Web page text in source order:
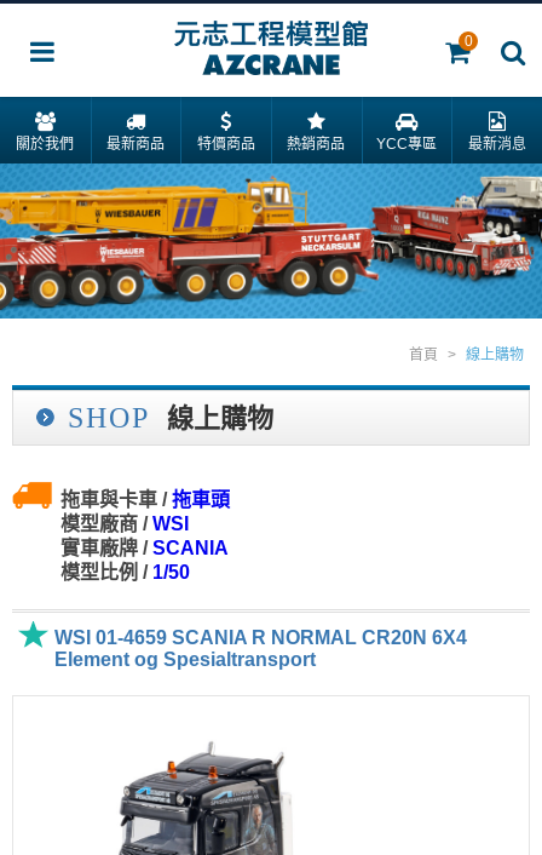
0
關於我們 最新商品 特價商品 熱銷商品 YCC專區 最新消息
SHOP 線上購物
首頁 > 線上購物
拖車與卡車 /拖車頭
模型廠商 /WSI
實車廠牌 /SCANIA
模型比例 / 1/50
WSI 01-4659 SCANIA R NORMAL CR20N 6X4
Element og Spesialtransport